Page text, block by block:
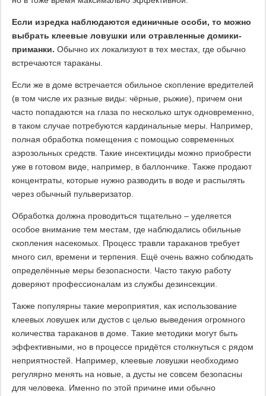
Если изредка наблюдаются единичные особи, то можно
выбрать клеевые ловушки или отравленные домики-
приманки. Обычно их локализуют в тех местах, где обычно
встречаются тараканы.
Если же в доме встречается обильное скопление вредителей
(в том числе их разные виды: чёрные, рыжие), причем они
часто попадаются на глаза по несколько штук одновременно,
в таком случае потребуются кардинальные меры. Например,
полная обработка помещения с помощью современных
аэрозольных средств. Такие инсектициды можно приобрести
уже в готовом виде, например, в баллончике. Также продают
концентраты, которые нужно разводить в воде и распылять
через обычный пульверизатор.
Обработка должна проводиться тщательно – уделяется
особое внимание тем местам, где наблюдались обильные
скопления насекомых. Процесс травли тараканов требует
много сил, времени и терпения. Ещё очень важно соблюдать
определённые меры безопасности. Часто такую работу
доверяют профессионалам из службы дезинсекции.
Также популярны такие мероприятия, как использование
клеевых ловушек или дустов с целью выведения огромного
количества тараканов в доме. Такие методики могут быть
эффективными, но в процессе придётся столкнуться с рядом
неприятностей. Например, клеевые ловушки необходимо
регулярно менять на новые, а дусты не совсем безопасны
для человека. Именно по этой причине ими обычно